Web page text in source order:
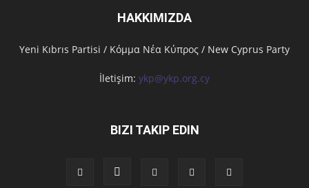
HAKKIMIZDA
Υeni Kıbrıs Partisi / Κόμμα Νέα Κύπρος / New Cyprus Party
İletişim: ykp@ykp.org.cy
BIZI TAKIP EDIN